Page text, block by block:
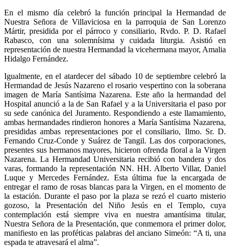
En el mismo día celebró la función principal la Hermandad de
Nuestra Señora de Villaviciosa en la parroquia de San Lorenzo
Mártir, presidida por el párroco y consiliario, Rvdo. P. D. Rafael
Rabasco, con una solemnísima y cuidada liturgia. Asistió en
representación de nuestra Hermandad la vicehermana mayor, Amalia
Hidalgo Fernández.
Igualmente, en el atardecer del sábado 10 de septiembre celebró la
Hermandad de Jesús Nazareno el rosario vespertino con la soberana
imagen de María Santísima Nazarena. Este año la hermandad del
Hospital anunció a la de San Rafael y a la Universitaria el paso por
su sede canónica del Juramento. Respondiendo a este llamamiento,
ambas hermandades rindieron honores a María Santísima Nazarena,
presididas ambas representaciones por el consiliario, Ilmo. Sr. D.
Fernando Cruz-Conde y Suárez de Tangil. Las dos corporaciones,
presentes sus hermanos mayores,hicieron ofrenda floral a la Virgen
Nazarena. La Hermandad Universitaria recibió con bandera y dos
varas, formando la representación NN. HH. Alberto Villar, Daniel
Luque y Mercedes Fernández. Esta última fue la encargada de
entregar el ramo de rosas blancas para la Virgen, en el momento de
la estación. Durante el paso por la plaza se rezó el cuarto misterio
gozoso, la Presentación del Niño Jesús en el Templo, cuya
contemplación está siempre viva en nuestra amantísima titular,
Nuestra Señora de la Presentación, que conmemora el primer dolor,
manifiesto en las proféticas palabras del anciano Simeón: “A ti, una
espada te atravesará el alma”.